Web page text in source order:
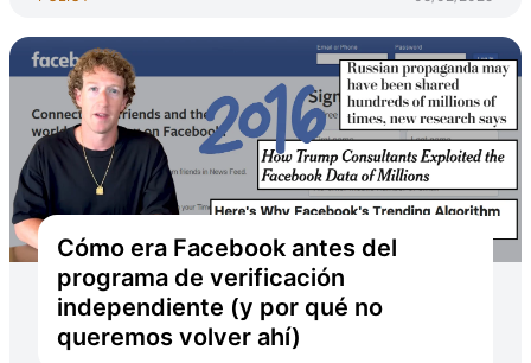
Cómo era Facebook antes del
programa de verificación
independiente (y por qué no
queremos volver ahí)